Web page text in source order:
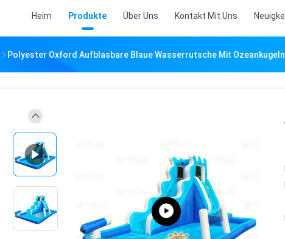
Heim Produkte Über Uns Kontakt Mit Uns
Polyester Oxford Aufblasbare Blaue Wasserrutsche Mit Ozeankugeln